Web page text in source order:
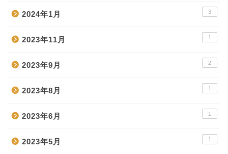
2024年1月 3
2023年11月 1
2023年9月 2
2023年8月 1
2023年6月 1
2023年5月 1